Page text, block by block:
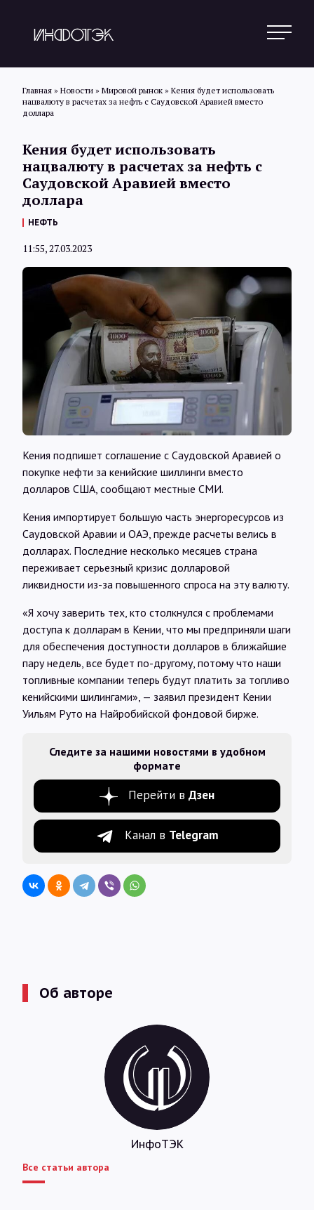
Новости
Обзоры
Интервью
Карты
О нас
@Infotek_Russia
Главная » Новости » Мировой рынок » Кения будет использовать
нацвалюту в расчетах за нефть с Саудовской Аравией вместо
доллара
Кения будет использовать
нацвалюту в расчетах за нефть с
Саудовской Аравией вместо
доллара
НЕФТЬ
11:55, 27.03.2023
Кения подпишет соглашение с Саудовской Аравией о
покупке нефти за кенийские шиллинги вместо
долларов США, сообщают местные СМИ.
Кения импортирует большую часть энергоресурсов из
Саудовской Аравии и ОАЭ, прежде расчеты велись в
долларах. Последние несколько месяцев страна
переживает серьезный кризис долларовой
ликвидности из-за повышенного спроса на эту валюту.
«Я хочу заверить тех, кто столкнулся с проблемами
доступа к долларам в Кении, что мы предприняли шаги
для обеспечения доступности долларов в ближайшие
пару недель, все будет по-другому, потому что наши
топливные компании теперь будут платить за топливо
кенийскими шилингами», — заявил президент Кении
Уильям Руто на Найробийской фондовой бирже.
Следите за нашими новостями в удобном
формате
Перейти в Дзен
Канал в Telegram
Об авторе
ИнфоТЭК
Все статьи автора